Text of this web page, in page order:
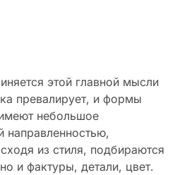
этой главной мысли
превалирует, и формы
небольшое
из стиля, подбираются
и фактуры, детали, цвет.